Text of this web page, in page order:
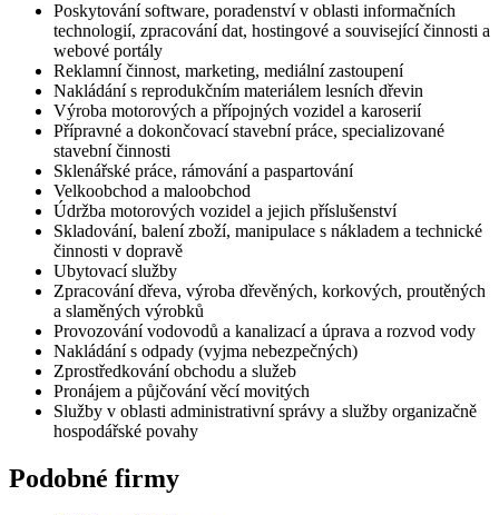
Poskytování software, poradenství v oblasti informačních
technologií, zpracování dat, hostingové a související činnosti a
webové portály
Reklamní činnost, marketing, mediální zastoupení
Nakládání s reprodukčním materiálem lesních dřevin
Výroba motorových a přípojných vozidel a karoserií
Přípravné a dokončovací stavební práce, specializované
stavební činnosti
Sklenářské práce, rámování a paspartování
Velkoobchod a maloobchod
Údržba motorových vozidel a jejich příslušenství
Skladování, balení zboží, manipulace s nákladem a technické
činnosti v dopravě
Ubytovací služby
Zpracování dřeva, výroba dřevěných, korkových, proutěných
a slaměných výrobků
Provozování vodovodů a kanalizací a úprava a rozvod vody
Nakládání s odpady (vyjma nebezpečných)
Zprostředkování obchodu a služeb
Pronájem a půjčování věcí movitých
Služby v oblasti administrativní správy a služby organizačně
hospodářské povahy
Podobné firmy